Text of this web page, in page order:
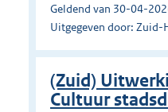
Geldend van 30-04-
Uitgegeven door: Zuid-
(Zuid)
Cultuur